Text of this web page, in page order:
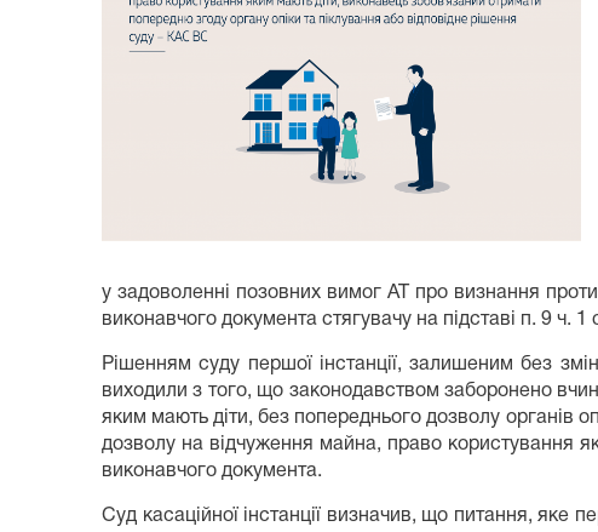
у задоволенні позовних вимог АТ про визнання
виконавчого документа стягувачу на підставі п. 9 ч.
Рішенням суду першої інстанції, залишеним без
виходили з того, що законодавством заборонено
яким мають діти, без попереднього дозволу органів
дозволу на відчуження майна, право користування
виконавчого документа.
Суд касаційної інстанції визначив, що питання, яке